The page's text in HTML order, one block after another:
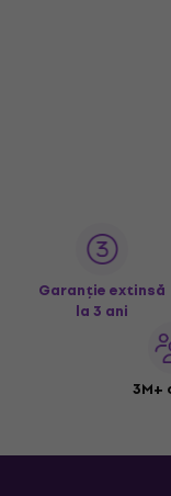
Garanție extinsă
la 3 ani
3M+